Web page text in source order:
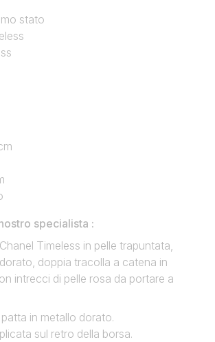
stato
specialista :
Timeless in pelle trapuntata,
doppia tracolla a catena in
intrecci di pelle rosa da portare a
in metallo dorato.
sul retro della borsa.